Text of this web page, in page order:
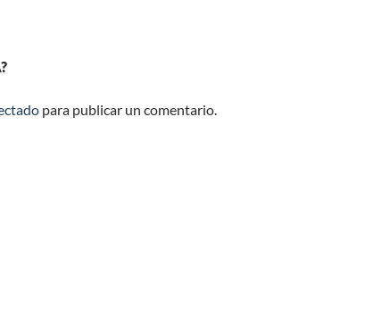
para publicar un comentario.